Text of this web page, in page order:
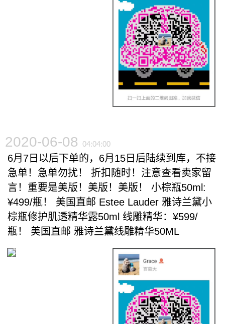
2020-06-08 04:04:00
6月7日以后下单的，6月15日后陆续到库，不接
急单！急单勿扰！ 折扣随时！注意查看卖家留
言！重要是美版！美版！美版！ 小棕瓶50ml:
¥499/瓶！ 美国直邮 Estee Lauder 雅诗兰黛小
棕瓶修护肌透精华露50ml 线雕精华：¥599/
瓶！ 美国直邮 雅诗兰黛线雕精华50ML